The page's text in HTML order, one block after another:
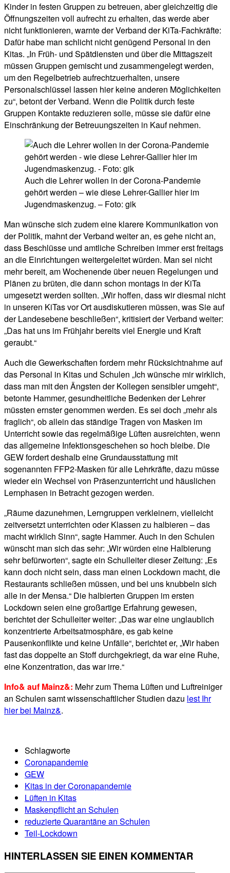
Kinder in festen Gruppen zu betreuen, aber gleichzeitig die
Öffnungszeiten voll aufrecht zu erhalten, das werde aber
nicht funktionieren, warnte der Verband der KiTa-Fachkräfte:
Dafür habe man schlicht nicht genügend Personal in den
Kitas. „In Früh- und Spätdiensten und über die Mittagszeit
müssen Gruppen gemischt und zusammengelegt werden,
um den Regelbetrieb aufrechtzuerhalten, unsere
Personalschlüssel lassen hier keine anderen Möglichkeiten
zu“, betont der Verband. Wenn die Politik durch feste
Gruppen Kontakte reduzieren solle, müsse sie dafür eine
Einschränkung der Betreuungszeiten in Kauf nehmen.
Auch die Lehrer wollen in der Corona-Pandemie
gehört werden – wie diese Lehrer-Gallier hier im
Jugendmaskenzug. – Foto: gik
Man wünsche sich zudem eine klarere Kommunikation von
der Politik, mahnt der Verband weiter an, es gehe nicht an,
dass Beschlüsse und amtliche Schreiben immer erst freitags
an die Einrichtungen weitergeleitet würden. Man sei nicht
mehr bereit, am Wochenende über neuen Regelungen und
Plänen zu brüten, die dann schon montags in der KiTa
umgesetzt werden sollten. „Wir hoffen, dass wir diesmal nicht
in unseren KiTas vor Ort ausdiskutieren müssen, was Sie auf
der Landesebene beschließen“, kritisiert der Verband weiter:
„Das hat uns im Frühjahr bereits viel Energie und Kraft
geraubt.“
Auch die Gewerkschaften fordern mehr Rücksichtnahme auf
das Personal in Kitas und Schulen „Ich wünsche mir wirklich,
dass man mit den Ängsten der Kollegen sensibler umgeht“,
betonte Hammer, gesundheitliche Bedenken der Lehrer
müssten ernster genommen werden. Es sei doch „mehr als
fraglich“, ob allein das ständige Tragen von Masken im
Unterricht sowie das regelmäßige Lüften ausreichten, wenn
das allgemeine Infektionsgeschehen so hoch bleibe. Die
GEW fordert deshalb eine Grundausstattung mit
sogenannten FFP2-Masken für alle Lehrkräfte, dazu müsse
wieder ein Wechsel von Präsenzunterricht und häuslichen
Lernphasen in Betracht gezogen werden.
„Räume dazunehmen, Lerngruppen verkleinern, vielleicht
zeitversetzt unterrichten oder Klassen zu halbieren – das
macht wirklich Sinn“, sagte Hammer. Auch in den Schulen
wünscht man sich das sehr: „Wir würden eine Halbierung
sehr befürworten“, sagte ein Schulleiter dieser Zeitung: „Es
kann doch nicht sein, dass man einen Lockdown macht, die
Restaurants schließen müssen, und bei uns knubbeln sich
alle in der Mensa.“ Die halbierten Gruppen im ersten
Lockdown seien eine großartige Erfahrung gewesen,
berichtet der Schulleiter weiter: „Das war eine unglaublich
konzentrierte Arbeitsatmosphäre, es gab keine
Pausenkonflikte und keine Unfälle“, berichtet er, „Wir haben
fast das doppelte an Stoff durchgekriegt, da war eine Ruhe,
eine Konzentration, das war irre.“
Info& auf Mainz&: Mehr zum Thema Lüften und Luftreiniger
an Schulen samt wissenschaftlicher Studien dazu lest Ihr
hier bei Mainz&.
Schlagworte
Coronapandemie
GEW
Kitas in der Coronapandemie
Lüften in Kitas
Maskenpflicht an Schulen
reduzierte Quarantäne an Schulen
Teil-Lockdown
HINTERLASSEN SIE EINEN KOMMENTAR